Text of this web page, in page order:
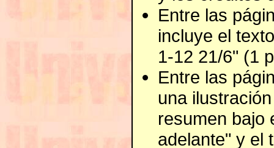
Entre las
incluye el
1-12 21/6" (1
Entre las
una
resumen bajo
adelante" y el